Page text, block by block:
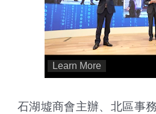
石湖墟商會主辦、北區事